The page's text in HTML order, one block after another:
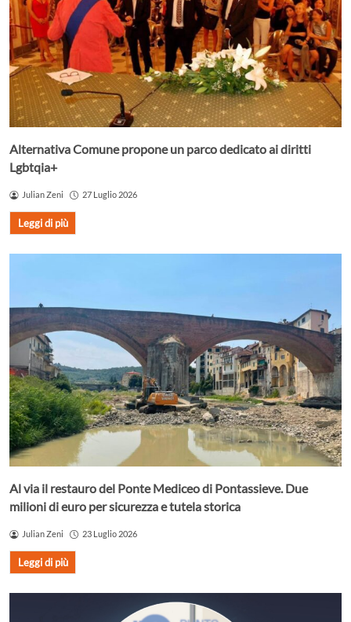
Alternativa Comune propone un parco dedicato ai diritti
Lgbtqia+
Julian Zeni 27 Luglio 2026
Leggi di più
Al via il restauro del Ponte Mediceo di Pontassieve. Due
milioni di euro per sicurezza e tutela storica
Julian Zeni 23 Luglio 2026
Leggi di più